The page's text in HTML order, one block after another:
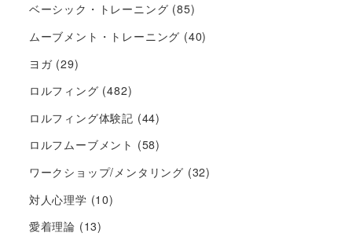
ベーシック・トレーニング (85)
ムーブメント・トレーニング (40)
ヨガ(29)
ロルフィング (482)
ロルフィング体験記 (44)
ロルフムーブメント (58)
ワークショップ/メンタリング (32)
対人心理学 (10)
愛着理論 (13)